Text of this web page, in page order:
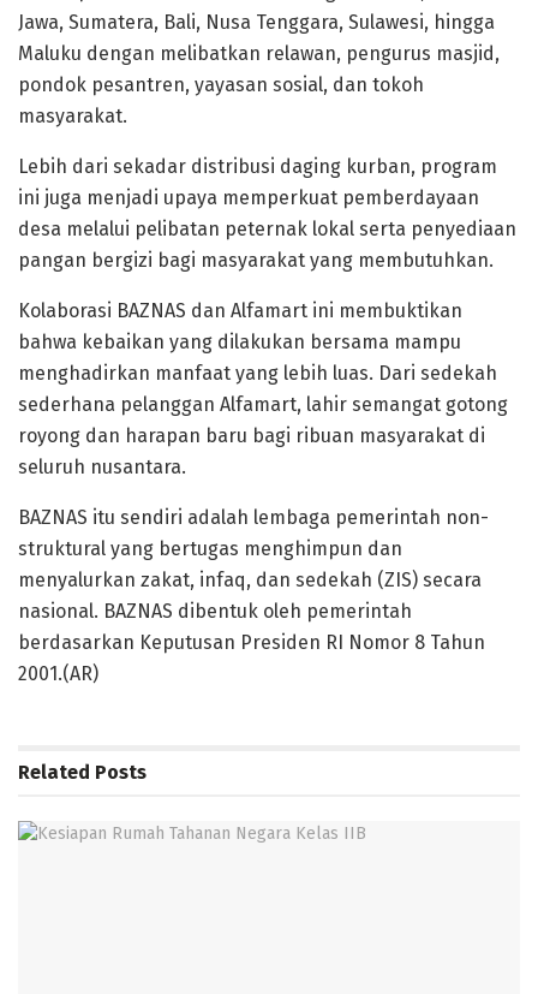
Jawa, Sumatera, Bali, Nusa Tenggara, Sulawesi, hingga
Maluku dengan melibatkan relawan, pengurus masjid,
pondok pesantren, yayasan sosial, dan tokoh
masyarakat.
Lebih dari sekadar distribusi daging kurban, program
ini juga menjadi upaya memperkuat pemberdayaan
desa melalui pelibatan peternak lokal serta penyediaan
pangan bergizi bagi masyarakat yang membutuhkan.
Kolaborasi BAZNAS dan Alfamart ini membuktikan
bahwa kebaikan yang dilakukan bersama mampu
menghadirkan manfaat yang lebih luas. Dari sedekah
sederhana pelanggan Alfamart, lahir semangat gotong
royong dan harapan baru bagi ribuan masyarakat di
seluruh nusantara.
BAZNAS itu sendiri adalah lembaga pemerintah non-
struktural yang bertugas menghimpun dan
menyalurkan zakat, infaq, dan sedekah (ZIS) secara
nasional. BAZNAS dibentuk oleh pemerintah
berdasarkan Keputusan Presiden RI Nomor 8 Tahun
2001.(AR)
Related Posts